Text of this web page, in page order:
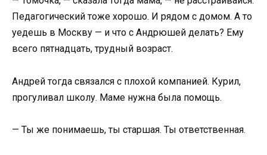
Педагогический тоже хорошо. И рядом с домом. А то
уедешь в Москву — и что с Андрюшей делать? Ему
всего пятнадцать, трудный возраст.
Андрей тогда связался с плохой компанией. Курил,
прогуливал школу. Маме нужна была помощь.
— Ты же понимаешь, ты старшая. Ты ответственная.